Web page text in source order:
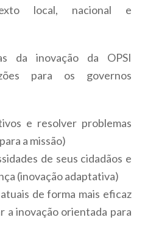
local, nacional e
da inovação da OPSI
para os governos
e resolver problemas
a missão)
de seus cidadãos e
(inovação adaptativa)
de forma mais eficaz
a inovação orientada para